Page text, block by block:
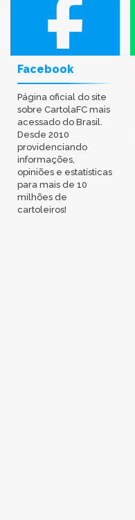
Facebook
Página oficial do site
sobre CartolaFC mais
acessado do Brasil.
Desde 2010
providenciando
informações,
opiniões e estatísticas
para mais de 10
milhões de
cartoleiros!